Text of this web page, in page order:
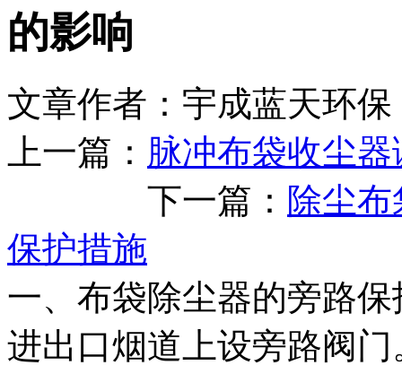
的影响
文章作者：宇成蓝天
上一篇： 脉冲布袋收尘
下一篇： 除尘
保护措施
一、布袋除尘器的旁路
进出口烟道上设旁路阀